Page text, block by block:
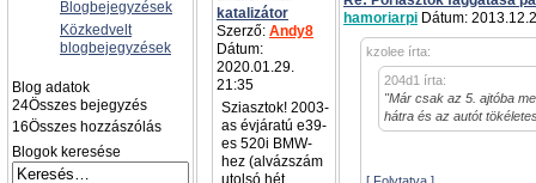
Blogbejegyzések
Közkedvelt
blogbejegyzések
Blog adatok
24Összes bejegyzés
16Összes hozzászólás
Blogok keresése
katalizátor
Szerző: Andy8
Dátum:
2020.01.29.
21:35
Sziasztok! 2003-
as évjáratú e39-
es 520i BMW-
hez (alvázszám
hamoriarpi Dátum:
kzolee írta:
204d1 írta:
"Már csak az 5. ajtóba
hátra és az autót